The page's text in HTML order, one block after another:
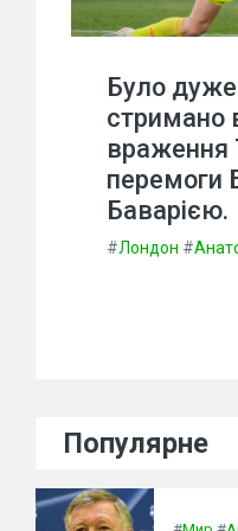
Було
стримано
враження
перемоги
Баварією.
#Лондон #
Популярне